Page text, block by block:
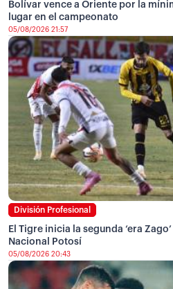
Bolívar vence a Oriente por la
lugar en el campeonato
05/08/2026 21:57
División Profesional
El Tigre inicia la segunda ‘era
Nacional Potosí
05/08/2026 20:43